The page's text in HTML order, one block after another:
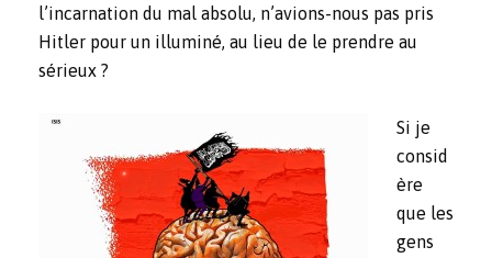
l’incarnation du mal absolu, n’avions-nous pas pris
Hitler pour un illuminé, au lieu de le prendre au
sérieux ?
Si je
consid
ère
que les
gens